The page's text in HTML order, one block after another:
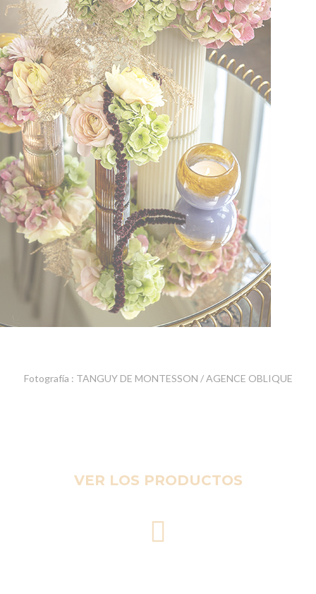
Fotografía : TANGUY DE MONTESSON / AGENCE OBLIQUE
VER LOS PRODUCTOS